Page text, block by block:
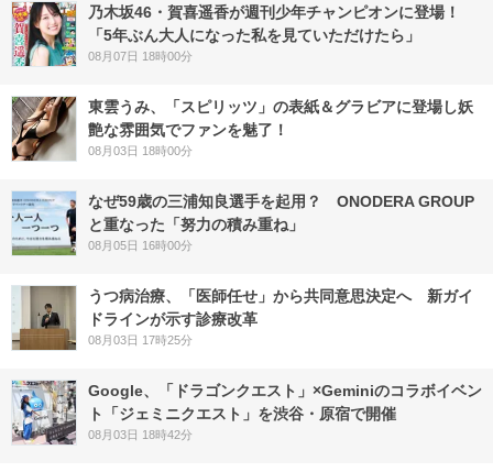
乃木坂46・賀喜遥香が週刊少年チャンピオンに登場！
「5年ぶん大人になった私を見ていただけたら」
08月07日 18時00分
東雲うみ、「スピリッツ」の表紙＆グラビアに登場し妖
艶な雰囲気でファンを魅了！
08月03日 18時00分
なぜ59歳の三浦知良選手を起用？ ONODERA GROUP
と重なった「努力の積み重ね」
08月05日 16時00分
うつ病治療、「医師任せ」から共同意思決定へ 新ガイ
ドラインが示す診療改革
08月03日 17時25分
Google、「ドラゴンクエスト」×Geminiのコラボイベン
ト「ジェミニクエスト」を渋谷・原宿で開催
08月03日 18時42分